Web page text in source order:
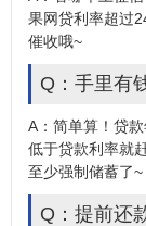
果网贷利率超过
催收哦~
Q：手里有
A：简单算！贷
低于贷款利率就
至少强制储蓄了~
Q：提前还